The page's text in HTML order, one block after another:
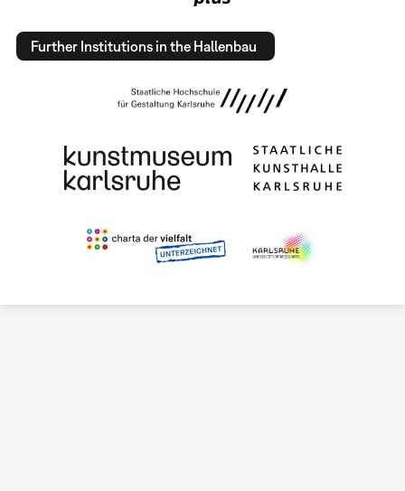
Further Institutions in the Hallenbau